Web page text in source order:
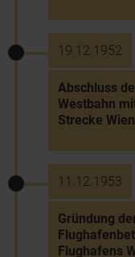
19.12.1952
Abschluss
Westbahn
Strecke
11.12.1953
Gründung
Flughafens